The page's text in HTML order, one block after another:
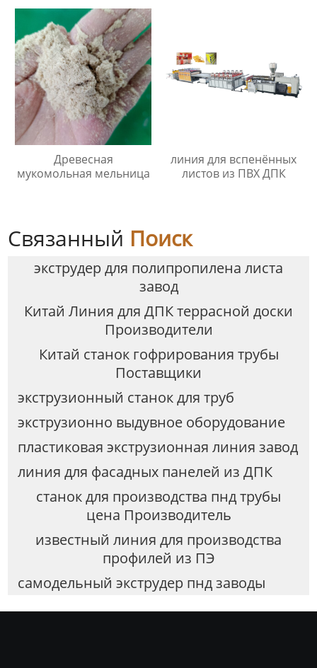
пп/пэ/пвх
Древесная
мукомольная мельница
линия для вспенённых
листов из ПВХ ДПК
Связанный Поиск
экструдер для полипропилена листа
завод
Китай Линия для ДПК террасной доски
Производители
Китай станок гофрирования трубы
Поставщики
экструзионный станок для труб
экструзионно выдувное оборудование
пластиковая экструзионная линия завод
линия для фасадных панелей из ДПК
станок для производства пнд трубы
цена Производитель
известный линия для производства
профилей из ПЭ
самодельный экструдер пнд заводы